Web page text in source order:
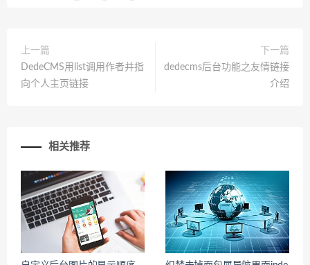
上一篇
DedeCMS用list调用作者并指
向个人主页链接
下一篇
dedecms后台功能之友情链接
介绍
相关推荐